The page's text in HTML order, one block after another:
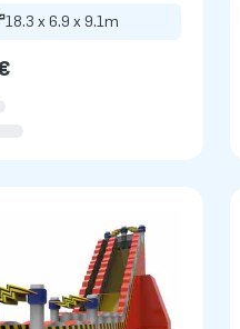
18.3 x 6.9 x 9.1m